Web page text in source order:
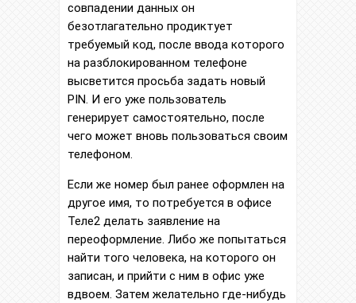
совпадении данных он
безотлагательно продиктует
требуемый код, после ввода которого
на разблокированном телефоне
высветится просьба задать новый
PIN. И его уже пользователь
генерирует самостоятельно, после
чего может вновь пользоваться своим
телефоном.
Если же номер был ранее оформлен на
другое имя, то потребуется в офисе
Теле2 делать заявление на
переоформление. Либо же попытаться
найти того человека, на которого он
записан, и прийти с ним в офис уже
вдвоем. Затем желательно где-нибудь